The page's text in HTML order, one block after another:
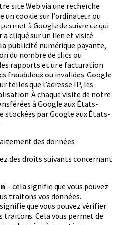
site Web via une recherche
un cookie sur l’ordinateur ou
à Google de suivre ce qui
a cliqué sur un lien et visité
publicité numérique payante,
du nombre de clics ou
rapports et une facturation
frauduleux ou invalides. Google
telles que l’adresse IP, les
À chaque visite de notre
à Google aux États-
stockées par Google aux États-
des données
des droits suivants concernant
– cela signifie que vous pouvez
traitons vos données.
que vous pouvez vérifier
traitons. Cela vous permet de